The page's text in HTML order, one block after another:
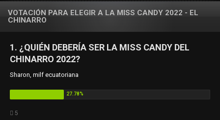
VOTACIÓN PARA ELEGIR A LA MISS CANDY 2022 - EL
CHINARRO
1. ¿QUIÉN DEBERÍA SER LA MISS CANDY DEL
CHINARRO 2022?
Sharon, milf ecuatoriana
5